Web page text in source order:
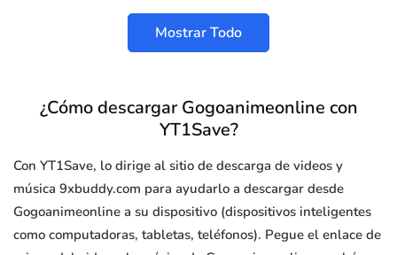
Mostrar Todo
¿Cómo descargar Gogoanimeonline con
YT1Save?
Con YT1Save, lo dirige al sitio de descarga de videos y
música 9xbuddy.com para ayudarlo a descargar desde
Gogoanimeonline a su dispositivo (dispositivos inteligentes
como computadoras, tabletas, teléfonos). Pegue el enlace de